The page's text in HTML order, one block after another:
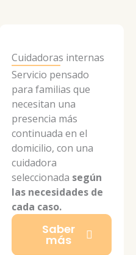
Cuidadoras internas
Servicio pensado
para familias que
necesitan una
presencia más
continuada en el
domicilio, con una
cuidadora
seleccionada según
las necesidades de
cada caso.
Saber
más